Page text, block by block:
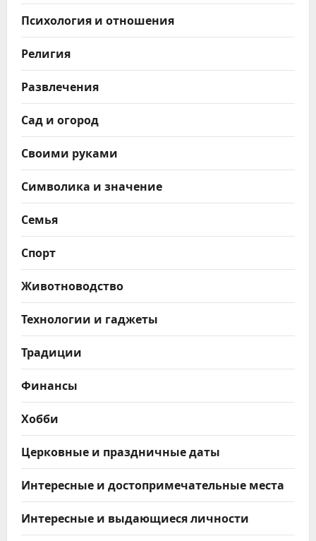
Психология и отношения
Религия
Развлечения
Сад и огород
Своими руками
Символика и значение
Семья
Спорт
Животноводство
Технологии и гаджеты
Традиции
Финансы
Хобби
Церковные и праздничные даты
Интересные и достопримечательные места
Интересные и выдающиеся личности